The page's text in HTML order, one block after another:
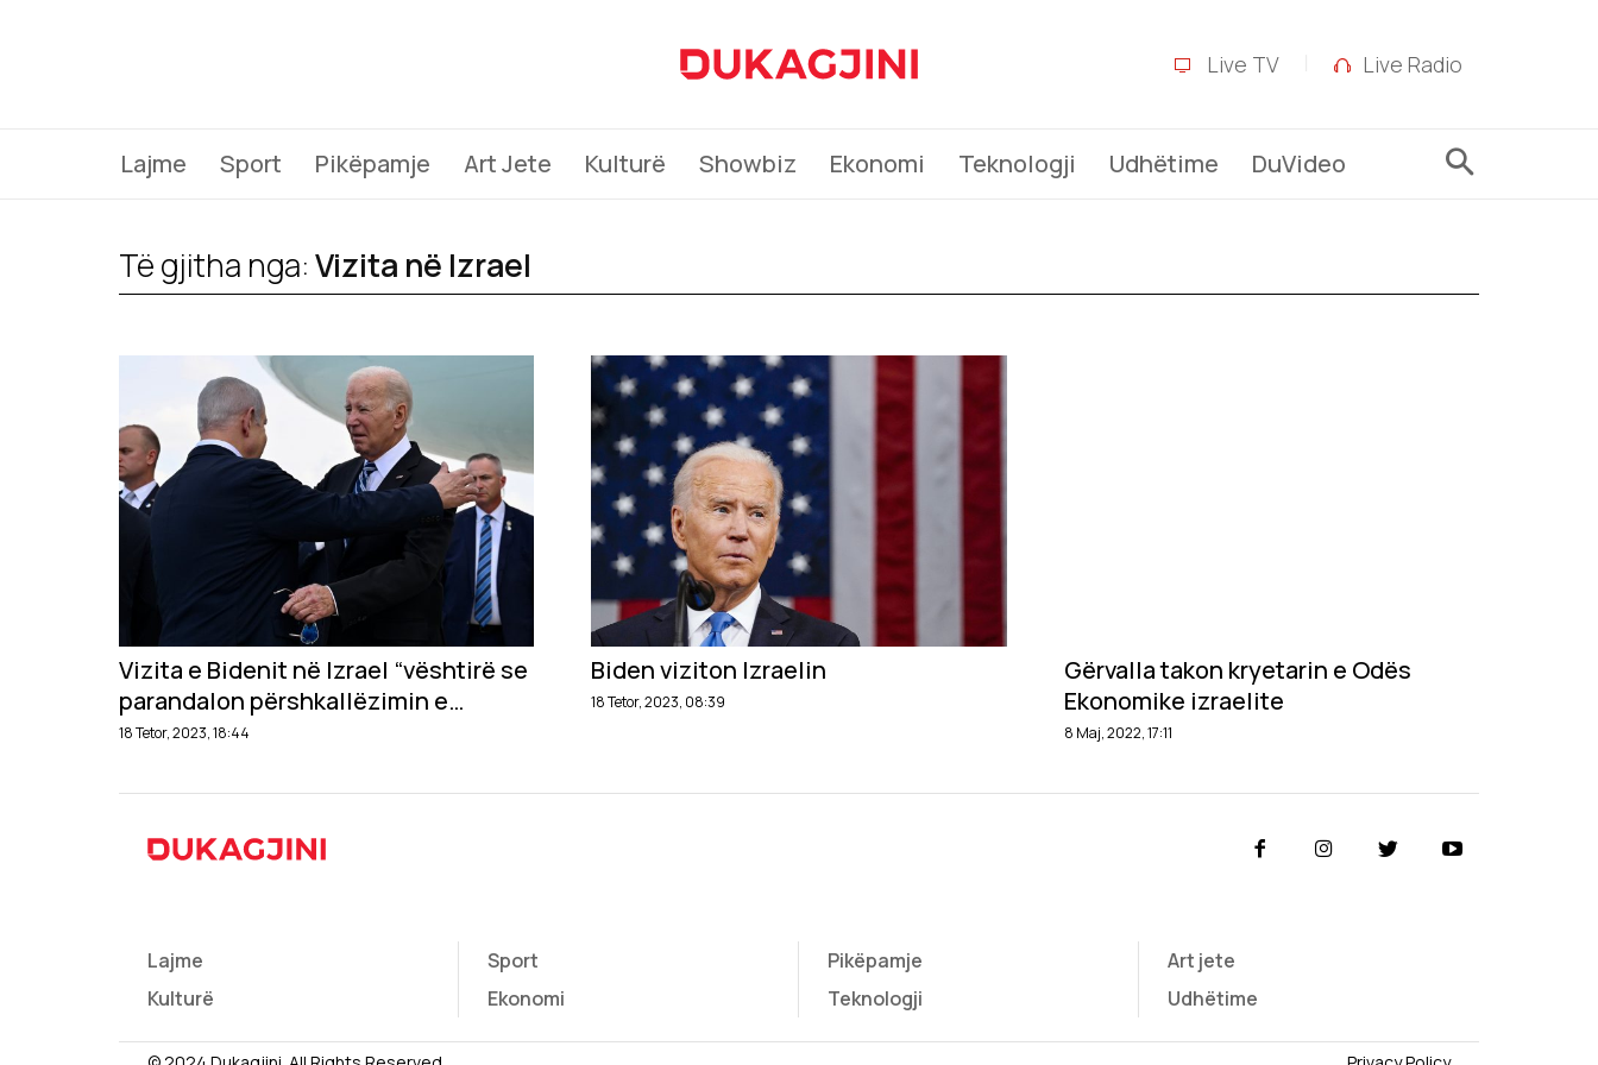
Live TV Live Radio
Lajme Sport Pikëpamje Art Jete Kulturë Showbiz Ekonomi Teknologji Udhëtime DuVideo
Të gjitha nga:Vizita në Izrael
Vizita e Bidenit në Izrael “vështirë se
parandalon përshkallëzimin e
konfliktit”
18 Tetor, 2023, 18:44
Biden viziton Izraelin
18 Tetor, 2023, 08:39
Gërvalla takon kryetarin e Odës
Ekonomike izraelite
8 Maj, 2022, 17:11
Lajme
Kulturë
Sport
Ekonomi
Pikëpamje
Teknologji
Art jete
Udhëtime